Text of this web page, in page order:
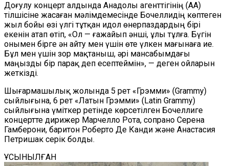
Доғулу концерт алдында Анадолы агенттігінің (AA)
тілшісіне жасаған мәлімдемесінде Бочеллидің көптеген
жыл бойы өзі үлгі тұтқан идол өнерпаздардың бірі
екенін атап өтіп, «Ол — ғажайып әнші, ұлы тұлға. Бүгін
онымен бірге ән айту мен үшін өте үлкен мағынаға ие.
Бұл мен үшін зор мақтаныш, әрі мансабымдағы
маңызды бір парақ деп есептеймін», — деген ойларын
жеткізді.
Шығармашылық жолында 5 рет «Грэмми» (Grammy)
сыйлығына, 6 рет «Латын Грэмми» (Latin Grammy)
сыйлығына үміткер ретінде көрсетілген Бочеллиге
концертте дирижер Марчелло Рота, сопрано Серена
Гамберони, баритон Роберто Де Канди және Анастасия
Петришак серік болды.
ҰСЫНЫЛҒАН